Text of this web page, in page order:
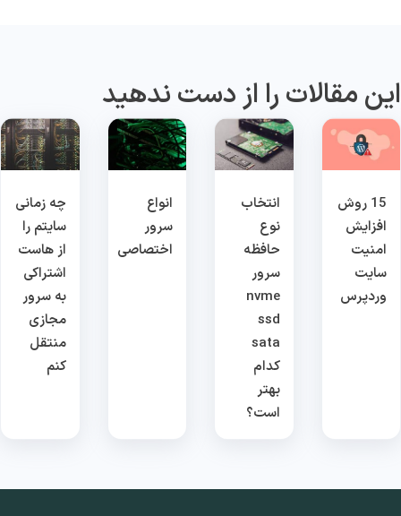
مقالات را از دست ندهید
15 روش
افزایش
امنیت
سایت
وردپرس
انتخاب
نوع
حافظه
سرور
nvme
ssd
sata
کدام
بهتر
است؟
انواع
سرور
اختصاصی
چه زمانی
سایتم را
از هاست
اشتراکی
به سرور
مجازی
منتقل
کنم